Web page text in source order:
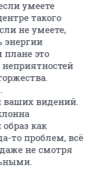
умеете
такого
не умеете,
энергии
это
ваших видений.
как
то проблем, всё
не смотря